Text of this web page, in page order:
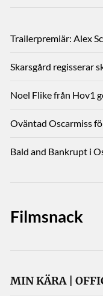
Trailerpremiär: Alex
Skarsgård regisserar
Noel Flike från Hov1
Oväntad Oscarmiss
Bald and Bankrupt i
Filmsnack
MIN KÄRA |